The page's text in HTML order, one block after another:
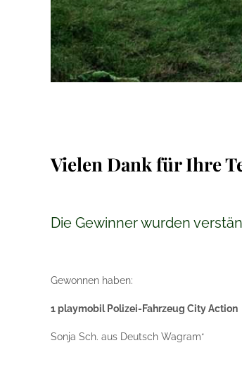
Vielen Dank für Ihre
Die Gewinner wurden
Gewonnen haben:
1 playmobil Polizei-Fahrzeug City Action
Sonja Sch. aus Deutsch Wagram*